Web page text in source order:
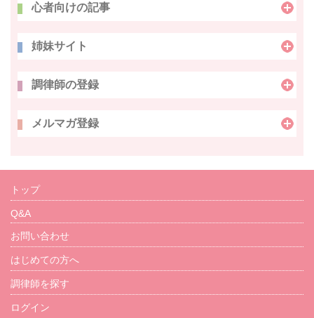
心者向けの記事
姉妹サイト
調律師の登録
メルマガ登録
トップ
Q&A
お問い合わせ
はじめての方へ
調律師を探す
ログイン